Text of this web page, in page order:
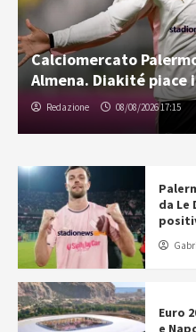
Calciomercato
Almena. Diakité piace
Redazione 08/08/2026 17:15
da Le
Euro